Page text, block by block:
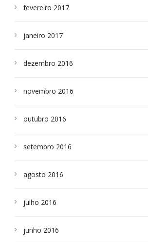
fevereiro 2017
janeiro 2017
dezembro 2016
novembro 2016
outubro 2016
setembro 2016
agosto 2016
julho 2016
junho 2016